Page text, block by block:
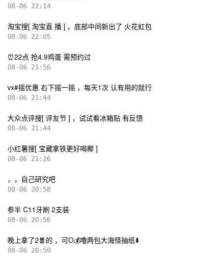
08-06 22:14
淘宝搜[ 淘宝直 播 ] ，底部中间新出了 火花虹包
08-06 22:05
⏰22点 抢4.9鸡蛋 需预约过
08-06 21:56
vx#摇优惠 右下摇一摇 ，每天1次 认有用的就行
08-06 21:44
大众点评搜[ 评友节 ] ，试试看冰箱贴 有反馈
08-06 21:44
小红薯搜[ 宝藏拿铁更好喝椰 ]
08-06 21:26
，，自己研究吧
08-06 20:58
参半 C11牙刷 2支装
08-06 20:56
晚上拿了2🧧的 ，可O💰噜两包大海怪抽纸⬇️
08-06 20:50